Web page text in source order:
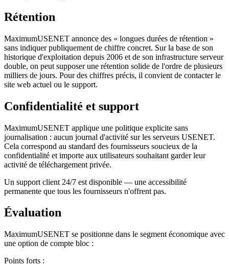
Rétention
MaximumUSENET annonce des « longues durées de rétention »
sans indiquer publiquement de chiffre concret. Sur la base de son
historique d'exploitation depuis 2006 et de son infrastructure serveur
double, on peut supposer une rétention solide de l'ordre de plusieurs
milliers de jours. Pour des chiffres précis, il convient de contacter le
site web actuel ou le support.
Confidentialité et support
MaximumUSENET applique une politique explicite sans
journalisation : aucun journal d'activité sur les serveurs USENET.
Cela correspond au standard des fournisseurs soucieux de la
confidentialité et importe aux utilisateurs souhaitant garder leur
activité de téléchargement privée.
Un support client 24/7 est disponible — une accessibilité
permanente que tous les fournisseurs n'offrent pas.
Évaluation
MaximumUSENET se positionne dans le segment économique avec
une option de compte bloc :
Points forts :